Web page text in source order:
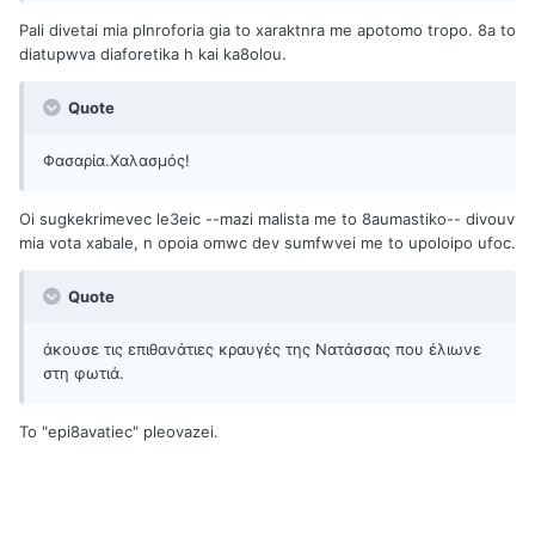
Pali divetai mia plnroforia gia to xaraktnra me apotomo tropo. 8a to
diatupwva diaforetika h kai ka8olou.
Quote
Φασαρία.Χαλασμός!
Oi sugkekrimevec le3eic --mazi malista me to 8aumastiko-- divouv
mia vota xabale, n opoia omwc dev sumfwvei me to upoloipo ufoc.
Quote
άκουσε τις επιθανάτιες κραυγές της Νατάσσας που έλιωνε
στη φωτιά.
To "epi8avatiec" pleovazei.